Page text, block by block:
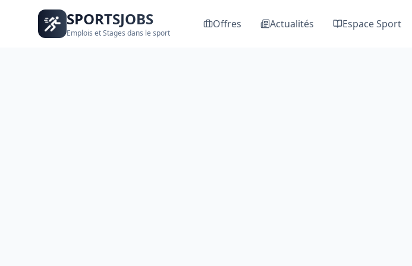
SPORTSJOBS
Emplois et Stages dans le sport
Offres Actualités Espace Sport